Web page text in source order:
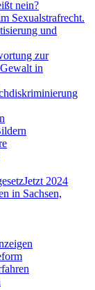
nein?
Sexualstrafrecht.
und
zur
in
2024
in Sachsen,